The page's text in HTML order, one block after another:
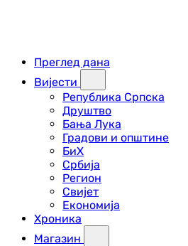
Преглед дана
Вијести
Република Српска
Друштво
Бања Лука
Градови и општине
БиХ
Србија
Регион
Свијет
Економија
Хроника
Магазин